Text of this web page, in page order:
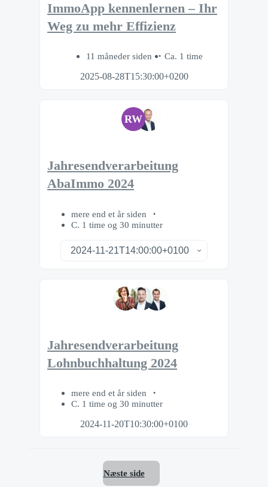
ImmoApp kennenlernen – Ihr
Weg zu mehr Effizienz
11 måneder siden
Ca. 1 time
2025-08-28T15:30:00+0200
RW
Jahresendverarbeitung
AbaImmo 2024
mere end et år siden
C. 1 time og 30 minutter
Jahresendverarbeitung
Lohnbuchhaltung 2024
mere end et år siden
C. 1 time og 30 minutter
2024-11-20T10:30:00+0100
Næste side